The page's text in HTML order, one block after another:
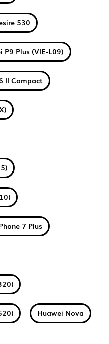
530
P9 Plus (VIE-L09)
II Compact
7 Plus
Huawei Nova